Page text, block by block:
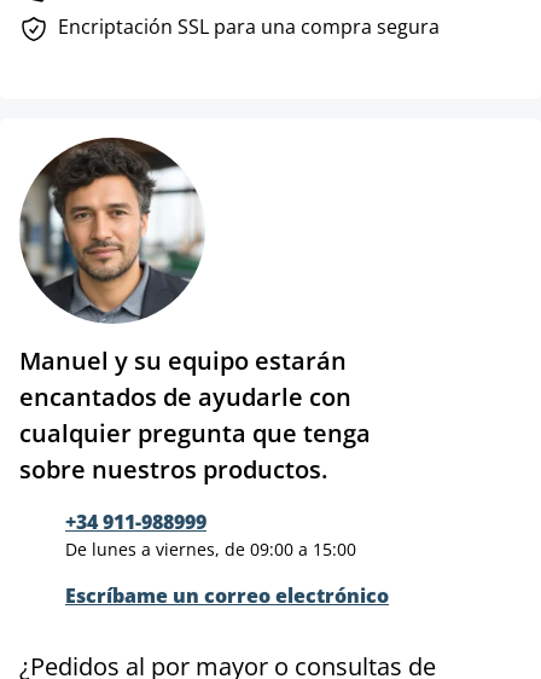
Encriptación SSL para una compra segura
Manuel y su equipo estarán
encantados de ayudarle con
cualquier pregunta que tenga
sobre nuestros productos.
+34 911-988999
De lunes a viernes, de 09:00 a 15:00
Escríbame un correo electrónico
¿Pedidos al por mayor o consultas de